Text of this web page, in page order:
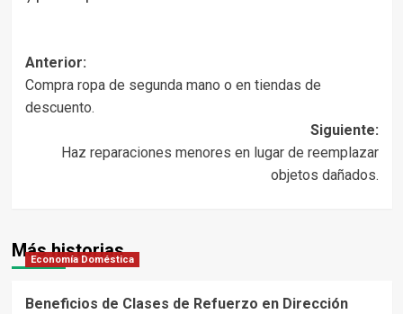
Navegación
de
Anterior:
Compra ropa de segunda mano o en tiendas de
descuento.
Siguiente:
Haz reparaciones menores en lugar de reemplazar
objetos dañados.
Más historias
Economía Doméstica
Beneficios de Clases de Refuerzo en Dirección